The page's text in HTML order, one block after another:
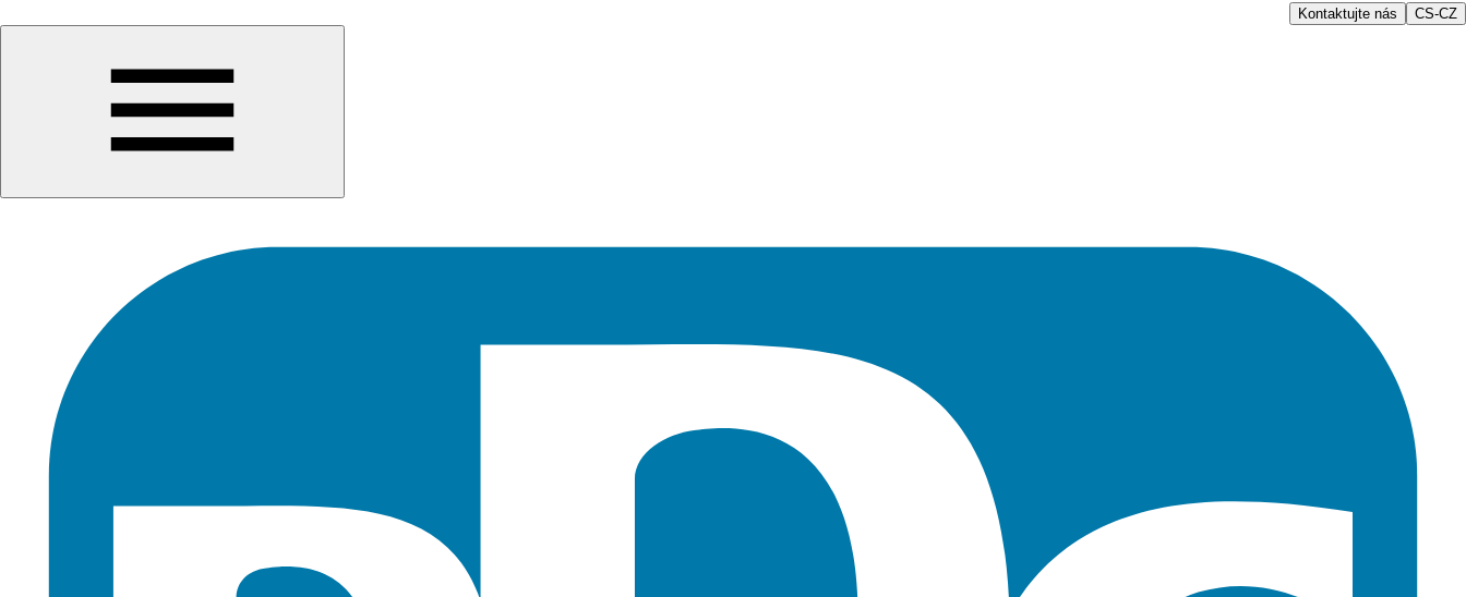
Kontaktujte nás CS-CZ